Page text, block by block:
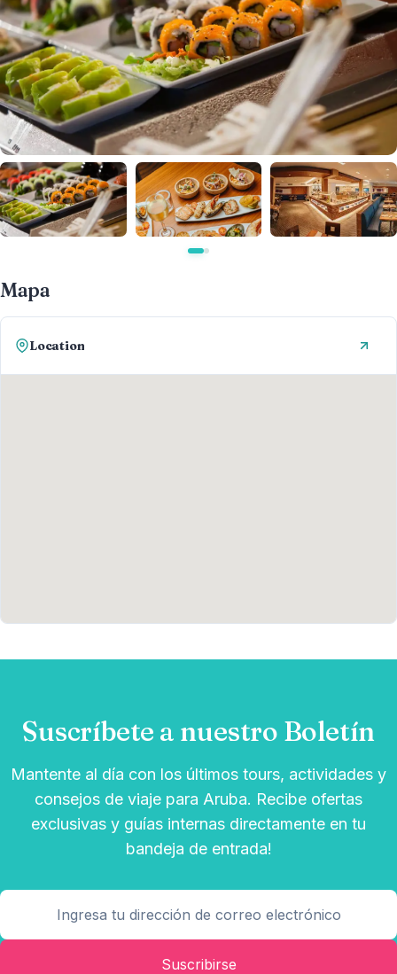
Mapa
Location
Suscríbete a nuestro Boletín
Mantente al día con los últimos tours, actividades y
consejos de viaje para Aruba. Recibe ofertas
exclusivas y guías internas directamente en tu
bandeja de entrada!
Suscribirse